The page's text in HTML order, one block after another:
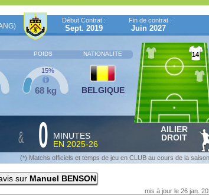
Début Contrat :
Sept. 2019
Fin de contrat :
Juin 2027
POIDS NATIONALITE
68 kg
15%
BELGIQUE
14
& 0
MINUTES
EN 2025-26
AILIER
DROIT
(*) Matchs officiels et temps de jeu en CLUB au cours de la saison
sur Manuel BENSON
mis à jour le 26 jan.